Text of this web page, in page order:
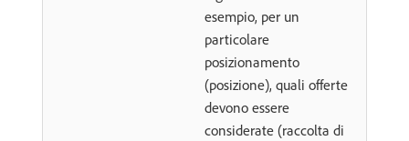
esempio, per un
particolare
posizionamento
(posizione), quali offerte
devono essere
considerate (raccolta di